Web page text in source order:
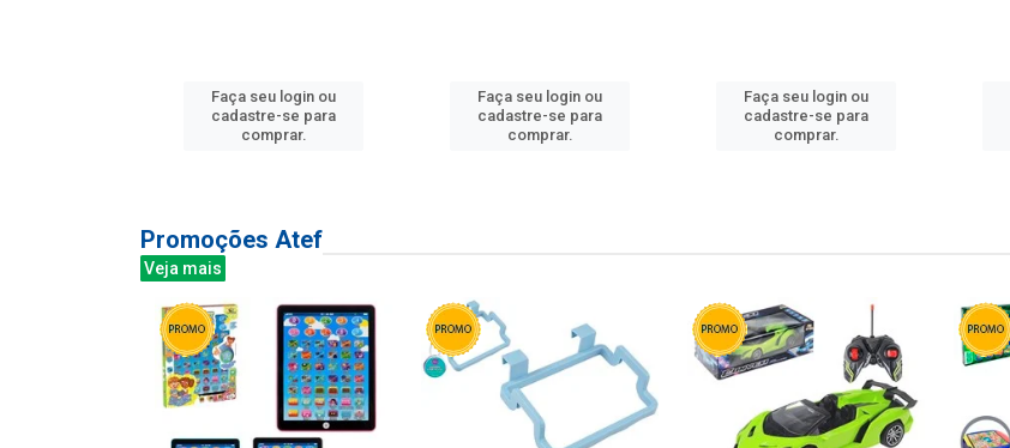
Faça seu login ou
cadastre-se para
comprar.
Faça seu login ou
cadastre-se para
comprar.
Faça seu login ou
cadastre-se para
comprar.
Promoções Atef
Veja mais